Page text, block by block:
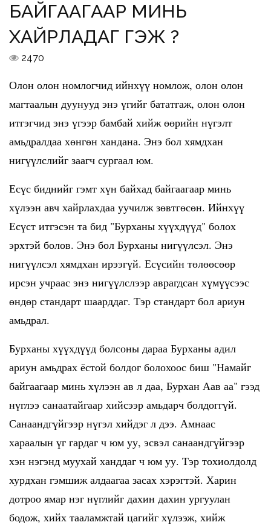
БАЙГААГААР МИНЬ
ХАЙРЛАДАГ ГЭЖ ҮҮ?
2470
Олон олон номлогчид ийнхүү номлож, олон олон
магтаалын дуунууд энэ үгийг бататгаж, олон олон
итгэгчид энэ үгээр бамбай хийж өөрийн нүгэлт
амьдралдаа хөнгөн хандана. Энэ бол хямдхан
нигүүлслийг заагч сургаал юм.
Есүс биднийг гэмт хүн байхад байгаагаар минь
хүлээн авч хайрлахдаа уучилж зөвтгөсөн. Ийнхүү
Есүст итгэсэн та бид "Бурханы хүүхдүүд" болох
эрхтэй болов. Энэ бол Бурханы нигүүлсэл. Энэ
нигүүлсэл хямдхан ирээгүй. Есүсийн төлөөсөөр
ирсэн учраас энэ нигүүлслээр аврагдсан хүмүүсээс
өндөр стандарт шаарддаг. Тэр стандарт бол ариун
амьдрал.
Бурханы хүүхдүүд болсоны дараа Бурханы адил
ариун амьдрах ёстой болдог болохоос биш "Намайг
байгаагаар минь хүлээн ав л даа, Бурхан Аав аа" гээд
нүглээ санаатайгаар хийсээр амьдарч болдоггүй.
Санаандгүйгээр нүгэл хийдэг л дээ. Амнаас
хараалын үг гардаг ч юм уу, эсвэл санаандгүйгээр
хэн нэгэнд муухай ханддаг ч юм уу. Тэр тохиолдолд
хурдхан гэмшиж алдаагаа засах хэрэгтэй. Харин
дотроо ямар нэг нүглийг дахин дахин ургуулан
бодож, хийх тааламжтай цагийг хүлээж, хийж